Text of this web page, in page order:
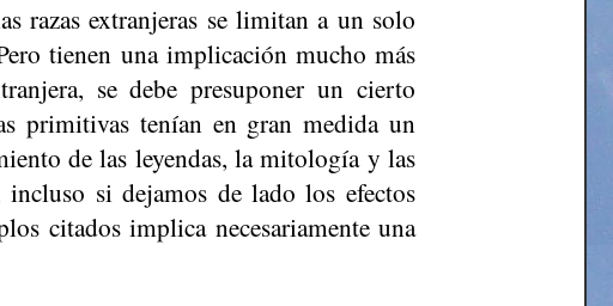
razas extranjeras se limitan a un solo
tienen una implicación mucho más
se debe presuponer un cierto
primitivas tenían en gran medida un
de las leyendas, la mitología y las
si dejamos de lado los efectos
citados implica necesariamente una